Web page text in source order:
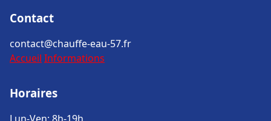
Contact
contact@chauffe-eau-57.fr
Accueil Informations
Horaires